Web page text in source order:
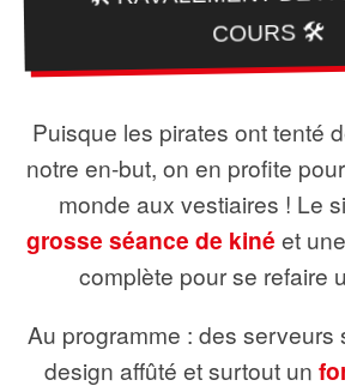
COURS 🛠️
Puisque les pirates ont tenté
notre en-but, on en profite
monde aux vestiaires ! Le
grosse séance de kiné et
complète pour se refaire
Au programme : des serveurs
design affûté et surtout un